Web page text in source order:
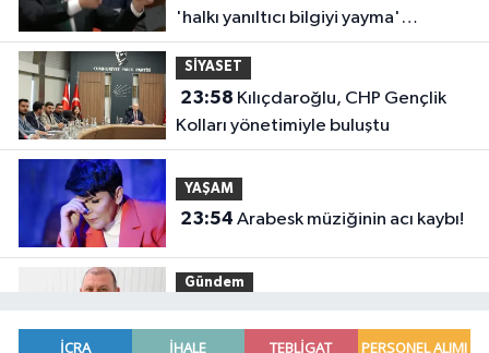
'halkı yanıltıcı bilgiyi yayma'
soruşturması
SİYASET
23:58
Kolları yönetimiyle buluştu
YAŞAM
23:54 Arabesk müziğinin acı kaybı!
Gündem
İlkay Çiçek görevden uzaklaştırıldı